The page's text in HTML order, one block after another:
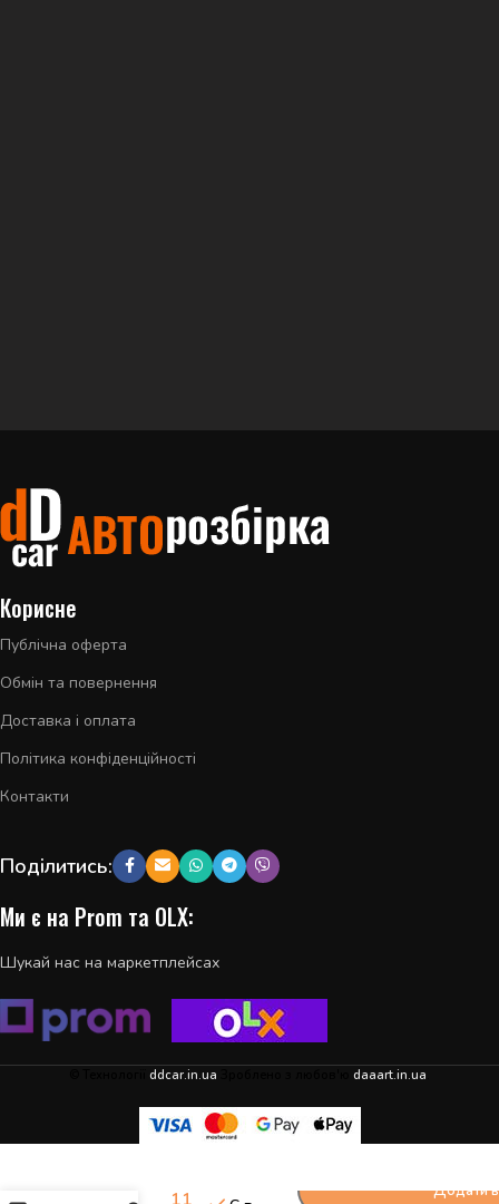
Корисне
Публічна оферта
Обмін та повернення
Доставка і оплата
Політика конфіденційності
Контакти
Поділитись:
Ми є на Prom та OLX:
Шукай нас на маркетплейсах
ddcar.in.ua daaart.in.ua
Дверка
Додати